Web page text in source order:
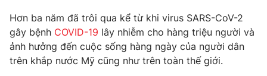
Câu chuyện quốc tế
Thị trường
Góc doanh nghiệp
Dữ liệu và đời sống
Truyền hình
Hơn ba năm đã trôi qua kể từ khi virus SARS-CoV-2
gây bệnh COVID-19 lây nhiễm cho hàng triệu người và
ảnh hưởng đến cuộc sống hàng ngày của người dân
trên khắp nước Mỹ cũng như trên toàn thế giới.